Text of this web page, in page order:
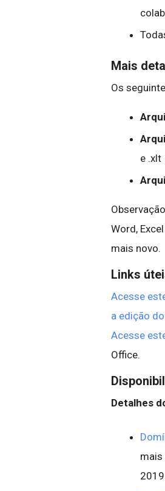
Mais
Os
e .xlt
Word,
mais novo.
Links
Acesse
a edição
Acesse
Office.
Detalhes
mais
2019